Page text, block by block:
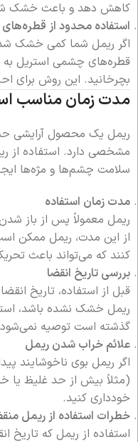
کاهش دهد و باعث خشک
استفاده محدود از
اگر ریمل شما کمی خشک
قطره‌های چشمی استریل به
بچرخانید. این روش برای
مدت زمان مناسب
ریمل یک محصول آرایشی
مشخصی دارد. استفاده از
سلامت چشم‌ها و مژه‌ها
مدت زمان استفاده
از این مدت، ریمل ممکن
کنند که می‌تواند باعث
بررسی تاریخ انقضا
قبل از استفاده، تاریخ
ریمل خشک نشده باشد،
گذشته است توصیه
علائم خراب شدن ریمل
اگر ریمل بوی ناخوشایند
(مثلاً بیش از حد غلیظ یا
خودداری کنید.
خطرات استفاده از ریمل
استفاده از ریمل که تاریخ